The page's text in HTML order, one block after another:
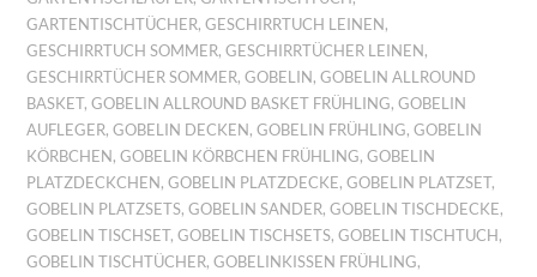
GARTENTISCHTÜCHER,GESCHIRRTUCH LEINEN ,
GESCHIRRTUCH SOMMER,GESCHIRRTÜCHER LEINEN ,
GESCHIRRTÜCHER SOMMER,GOBELIN ,GOBELIN ALLROUND
BASKET,GOBELIN ALLROUND BASKET FRÜHLING,GOBELIN
AUFLEGER,GOBELIN DECKEN ,GOBELIN FRÜHLING,GOBELIN
KÖRBCHEN ,GOBELIN KÖRBCHEN FRÜHLING,GOBELIN
PLATZDECKCHEN ,GOBELIN PLATZDECKE,GOBELIN PLATZSET,
GOBELIN PLATZSETS,GOBELIN SANDER,GOBELIN TISCHDECKE,
GOBELIN TISCHSET,GOBELIN TISCHSETS,GOBELIN TISCHTUCH ,
GOBELIN TISCHTÜCHER,GOBELINKISSEN FRÜHLING,